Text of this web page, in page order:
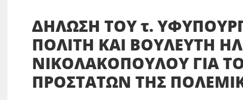
ΔΗΛΩΣΗ ΤΟΥ τ.
ΠΟΛΙΤΗ ΚΑΙ ΒΟΥΛΕΥΤΗ
ΝΙΚΟΛΑΚΟΠΟΥΛΟΥ ΓΙΑ
ΠΡΟΣΤΑΤΩΝ ΤΗΣ